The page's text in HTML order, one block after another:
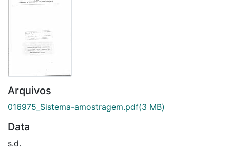
Arquivos
016975_Sistema-amostragem.pdf(3 MB)
Data
s.d.